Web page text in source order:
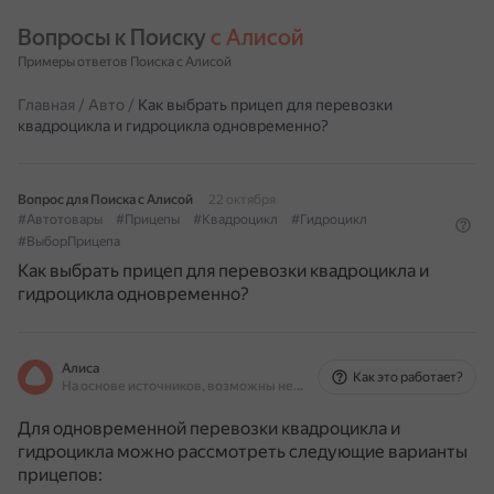
Вопросы к Поиску с Алисой
Примеры ответов Поиска с Алисой
Главная / Авто / Как выбрать прицеп для перевозки
квадроцикла и гидроцикла одновременно?
Вопрос для Поиска с Алисой
22 октября
#Автотовары
#Прицепы #Квадроцикл
#Гидроцикл
#ВыборПрицепа
Как выбрать прицеп для перевозки квадроцикла и
гидроцикла одновременно?
Алиса
На основе источников, возможны неточности
Как это работает?
Для одновременной перевозки квадроцикла и
гидроцикла можно рассмотреть следующие варианты
прицепов: